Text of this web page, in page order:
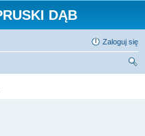
DĄB
Zaloguj się